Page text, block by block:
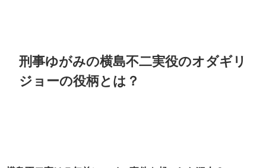
刑事ゆがみの横島不二実役のオダギリ
ジョーの役柄とは？